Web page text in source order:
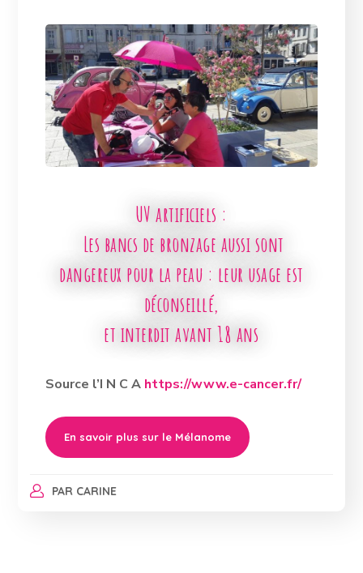
UV artificiels :
Les bancs de bronzage aussi sont
dangereux pour la peau : leur usage est
déconseillé,
et interdit avant 18 ans
Source l’I N C A https://www.e-cancer.fr/
En savoir plus sur le Mélanome
PAR CARINE